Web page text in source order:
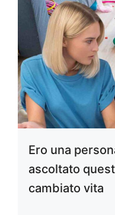
Ero una
ascoltato
cambiato vita